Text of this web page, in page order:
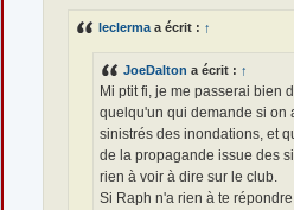
leclerma a écrit : ↑
JoeDalton a écrit : ↑
Mi ptit fi, je me passerai bien
quelqu'un qui demande si on
sinistrés des inondations, et
de la propagande issue des
rien à voir à dire sur le club.
Si Raph n'a rien à te